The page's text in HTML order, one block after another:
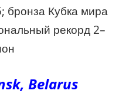
бронза Кубка мира
рекорд 2–
Belarus